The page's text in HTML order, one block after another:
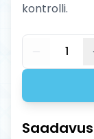
kontrolli.
1
Saadavus